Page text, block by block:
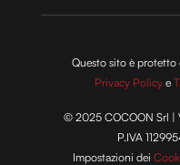
Questo sito è protetto
Privacy Policy e
© 2025 COCOON Srl |
P.IVA
Impostazioni dei